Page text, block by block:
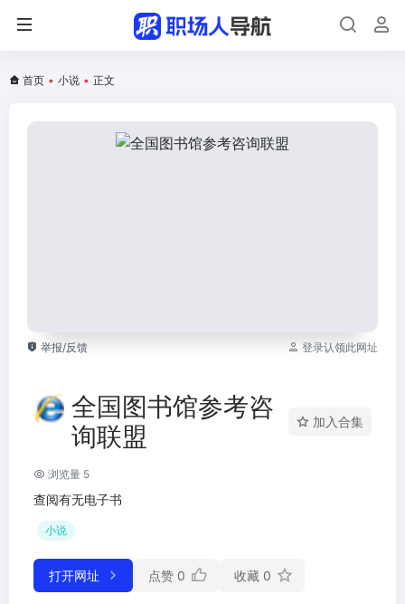
首页 • 小说 • 正文
举报/反馈 登录认领此网址
全国图书馆参考咨
询联盟
加入合集
浏览量 5
查阅有无电子书
小说
打开网址 点赞 0 收藏 0